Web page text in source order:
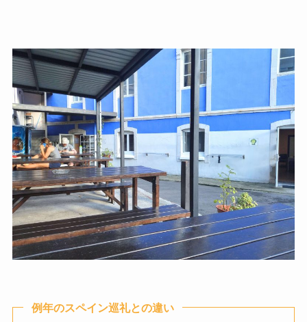
例年のスペイン巡礼との違い